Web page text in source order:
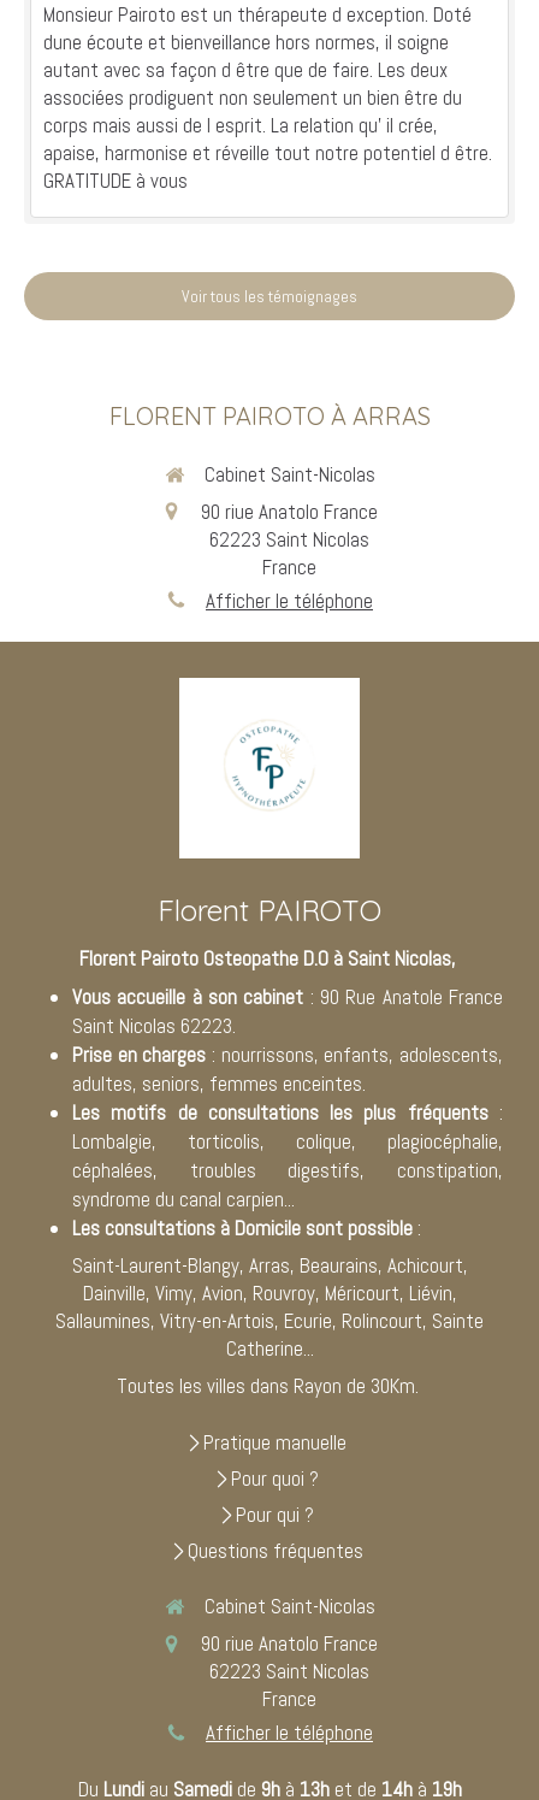
Monsieur Pairoto est un thérapeute d exception. Doté
dune écoute et bienveillance hors normes, il soigne
autant avec sa façon d être que de faire. Les deux
associées prodiguent non seulement un bien être du
corps mais aussi de l esprit. La relation qu' il crée,
apaise, harmonise et réveille tout notre potentiel d être.
GRATITUDE à vous
Voir tous les témoignages
FLORENT PAIROTO À ARRAS
Cabinet Saint-Nicolas
90 riue Anatolo France
62223 Saint Nicolas
France
Afficher le téléphone
Florent PAIROTO
Florent Pairoto Osteopathe D.O à Saint Nicolas,
Vous accueille à son cabinet : 90 Rue Anatole France
Saint Nicolas 62223.
Prise en charges : nourrissons, enfants, adolescents,
adultes, seniors, femmes enceintes.
Les motifs de consultations les plus fréquents:
Lombalgie, torticolis, colique, plagiocéphalie,
céphalées, troubles digestifs, constipation,
syndrome du canal carpien...
Les consultations à Domicile sont possible :
Saint-Laurent-Blangy, Arras, Beaurains, Achicourt,
Dainville, Vimy, Avion, Rouvroy, Méricourt, Liévin,
Sallaumines, Vitry-en-Artois, Ecurie, Rolincourt, Sainte
Catherine...
Toutes les villes dans Rayon de 30Km.
Pratique manuelle
Pour quoi ?
Pour qui ?
Questions fréquentes
Cabinet Saint-Nicolas
90 riue Anatolo France
62223 Saint Nicolas
France
Afficher le téléphone
Du Lundiau Samedide 9hà 13het de 14hà 19h